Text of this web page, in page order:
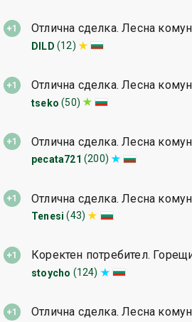
Отлична сделка. Лесна
DILD (12)
Отлична сделка. Лесна
tseko (50)
Отлична сделка. Лесна
pecata721 (200)
Отлична сделка. Лесна
Tenesi (43)
Коректен потребител.
stoycho (124)
Отлична сделка. Лесна